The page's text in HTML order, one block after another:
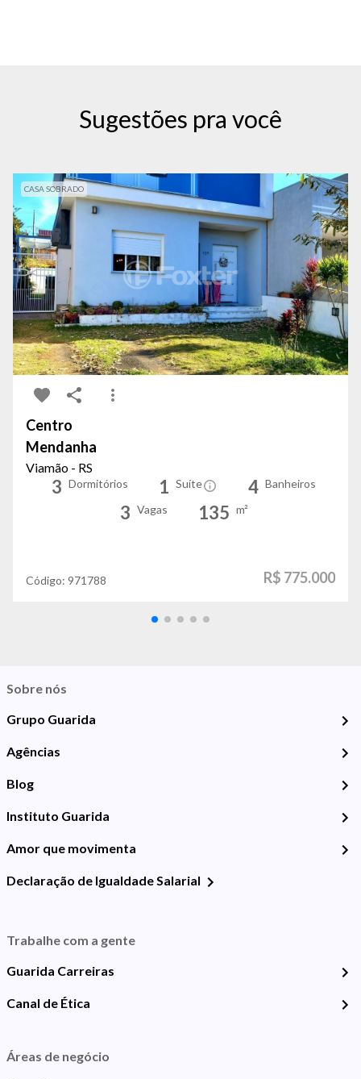
Sugestões pra você
CASA SOBRADO
Centro
Mendanha
Viamão - RS
3 Dormitórios 1 Suíte 4 Banheiros
3 Vagas 135 m²
Código: 971788 R$ 775.000
Sobre nós
Grupo Guarida
Agências
Blog
Instituto Guarida
Amor que movimenta
Declaração de Igualdade Salarial
Trabalhe com a gente
Guarida Carreiras
Canal de Ética
Áreas de negócio